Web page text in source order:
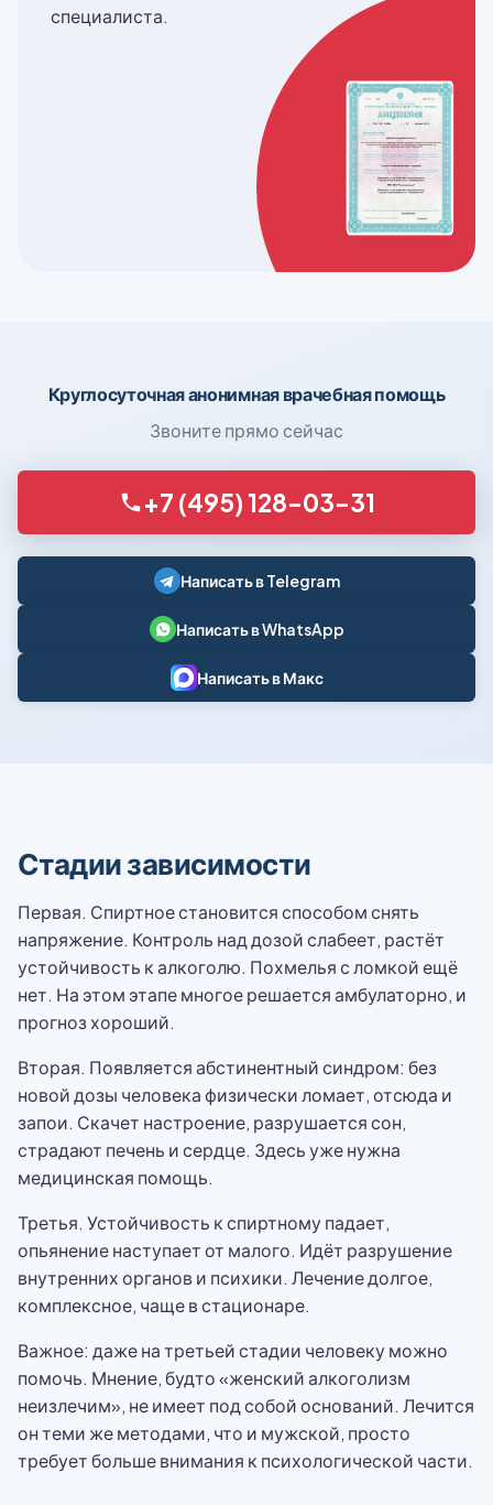
специалиста.
Круглосуточная анонимная врачебная помощь
Звоните прямо сейчас
+7 (495) 128-03-31
Написать в Telegram
Написать в WhatsApp
Написать в Макс
Стадии зависимости
Первая. Спиртное становится способом снять
напряжение. Контроль над дозой слабеет, растёт
устойчивость к алкоголю. Похмелья с ломкой ещё
нет. На этом этапе многое решается амбулаторно, и
прогноз хороший.
Вторая. Появляется абстинентный синдром: без
новой дозы человека физически ломает, отсюда и
запои. Скачет настроение, разрушается сон,
страдают печень и сердце. Здесь уже нужна
медицинская помощь.
Третья. Устойчивость к спиртному падает,
опьянение наступает от малого. Идёт разрушение
внутренних органов и психики. Лечение долгое,
комплексное, чаще в стационаре.
Важное: даже на третьей стадии человеку можно
помочь. Мнение, будто «женский алкоголизм
неизлечим», не имеет под собой оснований. Лечится
он теми же методами, что и мужской, просто
требует больше внимания к психологической части.